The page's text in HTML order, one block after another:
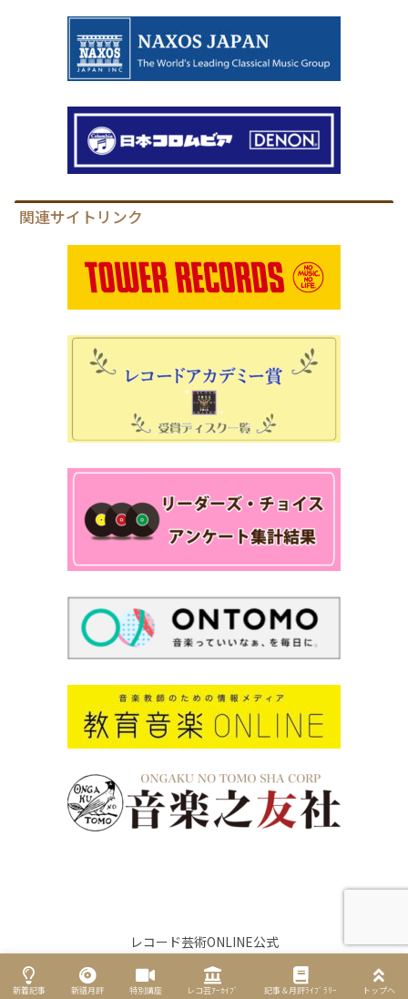
関連サイトリンク
レコード芸術ONLINE公式
新着記事 新譜月評 特別講座 レコ芸ｱｰｶｲﾌﾞ 記事＆月評ﾗｲﾌﾞﾗﾘｰ トップへ